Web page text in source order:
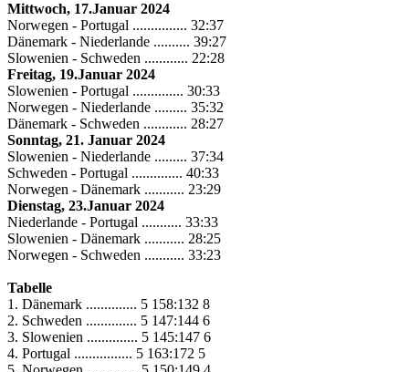
Mittwoch, 17.Januar 2024
Norwegen - Portugal ............... 32:37
Dänemark - Niederlande .......... 39:27
Slowenien - Schweden ............ 22:28
Freitag, 19.Januar 2024
Slowenien - Portugal .............. 30:33
Norwegen - Niederlande ......... 35:32
Dänemark - Schweden ............ 28:27
Sonntag, 21. Januar 2024
Slowenien - Niederlande ......... 37:34
Schweden - Portugal .............. 40:33
Norwegen - Dänemark ........... 23:29
Dienstag, 23.Januar 2024
Niederlande - Portugal ........... 33:33
Slowenien - Dänemark ........... 28:25
Norwegen - Schweden ........... 33:23
Tabelle
1. Dänemark .............. 5 158:132 8
2. Schweden .............. 5 147:144 6
3. Slowenien .............. 5 145:147 6
4. Portugal ................ 5 163:172 5